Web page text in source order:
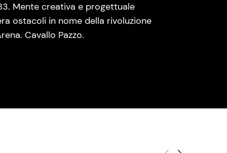
Mente creativa e progettuale
ostacoli in nome della rivoluzione
Cavallo Pazzo.